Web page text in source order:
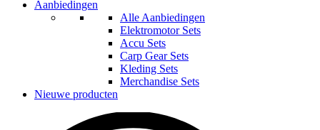
Aanbiedingen
Alle Aanbiedingen
Elektromotor Sets
Accu Sets
Carp Gear Sets
Kleding Sets
Merchandise Sets
Nieuwe producten